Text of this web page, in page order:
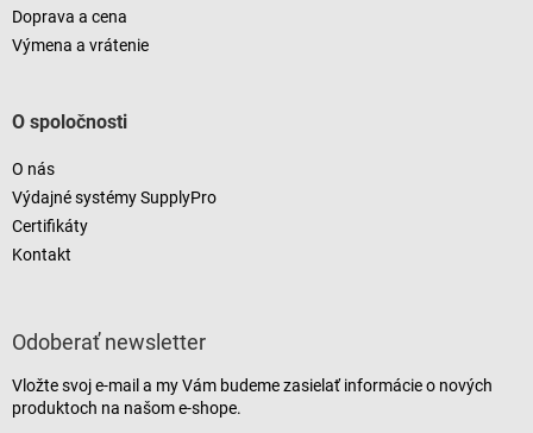
Doprava a cena
Výmena a vrátenie
O spoločnosti
O nás
Výdajné systémy SupplyPro
Certifikáty
Kontakt
Odoberať newsletter
Vložte svoj e-mail a my Vám budeme zasielať informácie o nových
produktoch na našom e-shope.